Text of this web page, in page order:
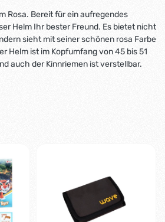
Rosa. Bereit für ein aufregendes
Helm Ihr bester Freund. Es bietet nicht
sieht mit seiner schönen rosa Farbe
Helm ist im Kopfumfang von 45 bis 51
auch der Kinnriemen ist verstellbar.